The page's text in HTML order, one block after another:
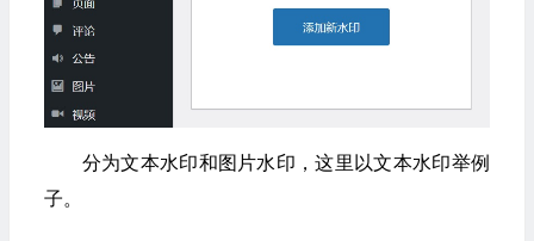
分为文本水印和图片水印，这里以文本水印举例
子。